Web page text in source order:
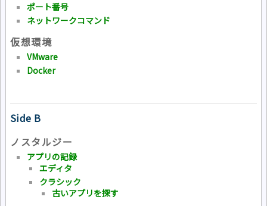
ポート番号
ネットワークコマンド
仮想環境
VMware
Docker
Side B
ノスタルジー
アプリの記録
エディタ
クラシック
古いアプリを探す